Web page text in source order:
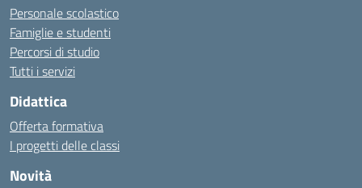
Personale scolastico
Famiglie e studenti
Percorsi di studio
Tutti i servizi
Didattica
Offerta formativa
I progetti delle classi
Novità